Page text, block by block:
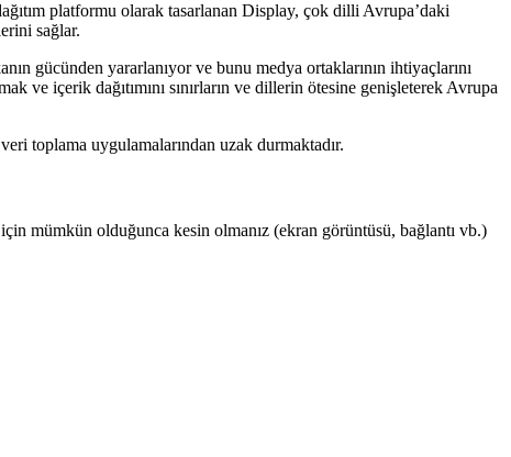
platformu olarak tasarlanan Display, çok dilli Avrupa’daki
sağlar.
gücünden yararlanıyor ve bunu medya ortaklarının ihtiyaçlarını
ve içerik dağıtımını sınırların ve dillerin ötesine genişleterek Avrupa
toplama uygulamalarından uzak durmaktadır.
mümkün olduğunca kesin olmanız (ekran görüntüsü, bağlantı vb.)